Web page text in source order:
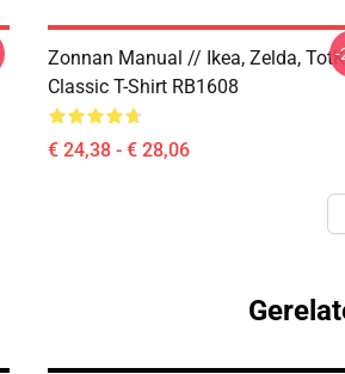
Zonnan Manual // Ikea, Zelda, TotK
Classic T-Shirt RB1608
€ 24,38 - € 28,06
-